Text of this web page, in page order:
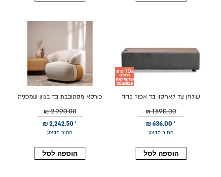
שולחן צד לאחסון בד אפור כהה
מחיר מבצע
636.00 ₪
1,590.00 ₪
הוספה לסל
כורסא מסתובבת בד בגוון שמפניה
מחיר מבצע
2,242.50 ₪
2,990.00 ₪
הוספה לסל